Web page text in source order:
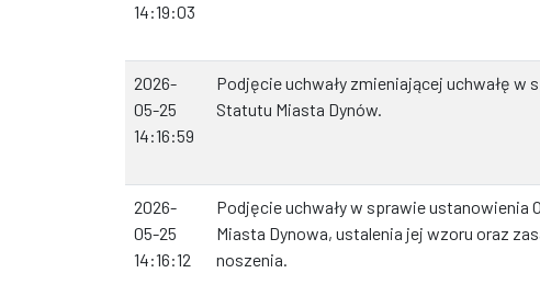
14:19:03
2026-
05-25
14:16:59
Podjęcie uchwały zmieniającej uchwałę w
Statutu Miasta Dynów.
2026-
05-25
14:16:12
Podjęcie uchwały w sprawie ustanowienia
Miasta Dynowa, ustalenia jej wzoru oraz
noszenia.